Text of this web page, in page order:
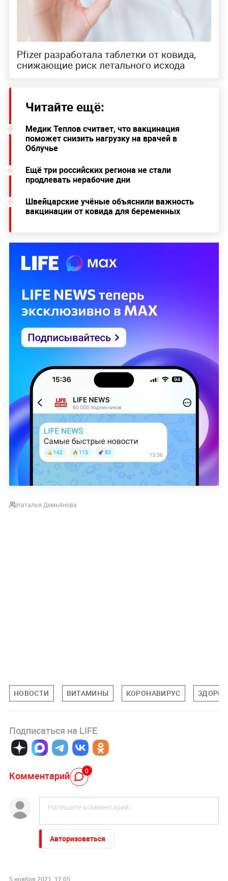
Pfizer разработала таблетки от ковида,
снижающие риск летального исхода
Читайте ещё:
Медик Теплов считает, что вакцинация
поможет снизить нагрузку на врачей в
Облучье
Ещё три российских региона не стали
продлевать нерабочие дни
Швейцарские учёные объяснили важность
вакцинации от ковида для беременных
Наталья Демьянова
НОВОСТИ ВИТАМИНЫ КОРОНАВИРУС
Подписаться на LIFE
Комментарий 0
Авторизоваться
5 ноября 2021, 17:05